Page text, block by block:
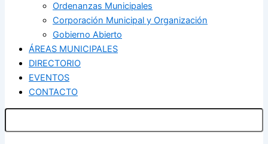
Ordenanzas Municipales
Corporación Municipal y Organización
Gobierno Abierto
ÁREAS MUNICIPALES
DIRECTORIO
EVENTOS
CONTACTO